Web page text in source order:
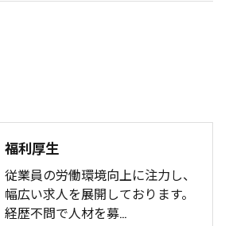
福利厚生
従業員の労働環境向上に注力し、
幅広い求人を展開しております。
経歴不問で人材を募…